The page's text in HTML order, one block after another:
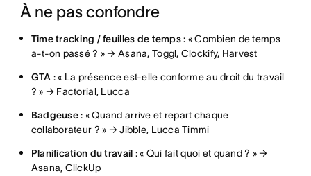
À ne pas confondre
Time tracking / feuilles de temps : « Combien de temps
a-t-on passé ? » → Asana, Toggl, Clockify, Harvest
GTA : « La présence est-elle conforme au droit du travail
? » → Factorial, Lucca
Badgeuse: « Quand arrive et repart chaque
collaborateur ? » → Jibble, Lucca Timmi
Planification du travail : « Qui fait quoi et quand ? » →
Asana, ClickUp